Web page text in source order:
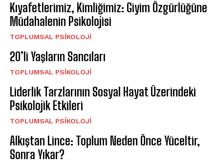
Kıyafetlerimiz, Kimliğimiz: Giyim Özgürlüğüne
Müdahalenin Psikolojisi
TOPLUMSAL PSIKOLOJI
20’li Yaşların Sancıları
TOPLUMSAL PSIKOLOJI
Liderlik Tarzlarının Sosyal Hayat Üzerindeki
Psikolojik Etkileri
TOPLUMSAL PSIKOLOJI
Alkıştan Lince: Toplum Neden Önce Yüceltir,
Sonra Yıkar?